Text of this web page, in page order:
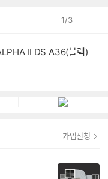
1/3
II DS A36(블랙)
가입신청